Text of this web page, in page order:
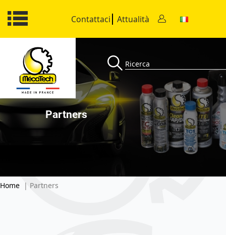
Contattaci Attualità
Partners
Home | Partners